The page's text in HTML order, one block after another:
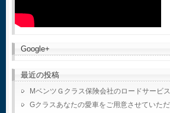
Google+
最近の投稿
MベンツＧクラス保険会社のロードサービ
Gクラスあなたの愛車をご用意させていた